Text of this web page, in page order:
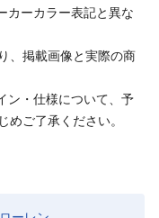
カーカラー表記と異な
、掲載画像と実際の商
ン・仕様について、予
ご了承ください。